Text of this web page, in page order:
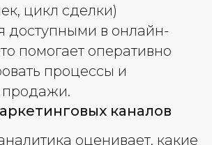
цикл сделки)
доступными в онлайн-
помогает оперативно
процессы и
каналов
оценивает, какие